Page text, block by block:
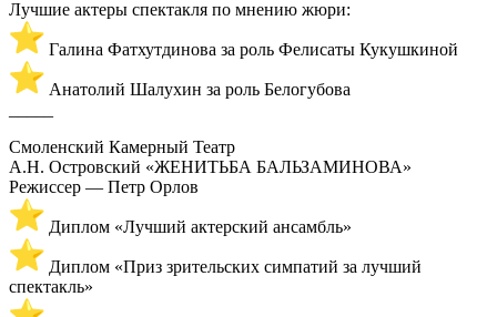
Лучшие актеры спектакля по мнению жюри:
Галина Фатхутдинова за роль Фелисаты Кукушкиной
Анатолий Шалухин за роль Белогубова
Смоленский Камерный Театр
А.Н. Островский «ЖЕНИТЬБА БАЛЬЗАМИНОВА»
Режиссер — Петр Орлов
Диплом «Лучший актерский ансамбль»
Диплом «Приз зрительских симпатий за лучший
спектакль»